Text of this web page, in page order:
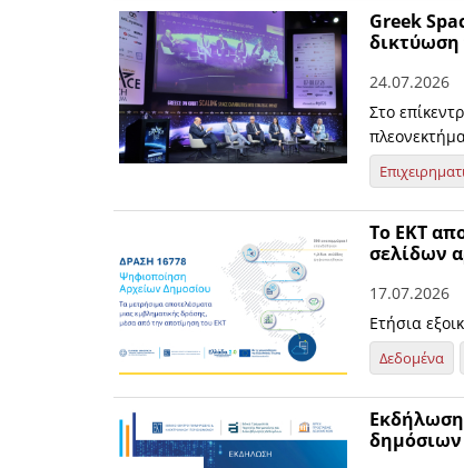
Greek
δικτύωση
24.07.2026
Στο
Το ΕΚΤ
σελίδων
17.07.2026
Ετήσια
Δεδομένα
Εκδήλωση